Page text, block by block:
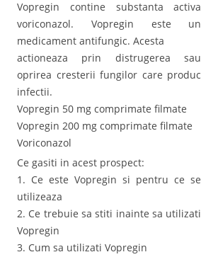
Vopregin contine substanta activa
voriconazol. Vopregin este un
medicament antifungic. Acesta
actioneaza prin distrugerea sau
oprirea cresterii fungilor care produc
infectii.
Vopregin 50 mg comprimate filmate
Vopregin 200 mg comprimate filmate
Voriconazol
Ce gasiti in acest prospect:
1. Ce este Vopregin si pentru ce se
utilizeaza
2. Ce trebuie sa stiti inainte sa utilizati
Vopregin
3. Cum sa utilizati Vopregin